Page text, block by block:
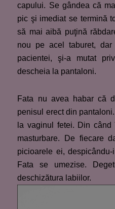
capului. Se gândea că
pic şi imediat se termină
să mai aibă puţină
nou pe acel taburet,
pacientei, şi-a mutat
descheia la pantaloni.
Fata nu avea habar că
penisul erect din
la vaginul fetei. Din
masturbare. De fiecare
picioarele ei,
Fata se umezise.
deschizătura labiilor.